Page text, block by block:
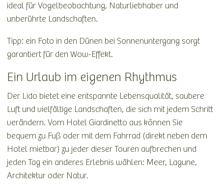
ideal für Vogelbeobachtung, Naturliebhaber und
unberührte Landschaften.
Tipp: ein Foto in den Dünen bei Sonnenuntergang sorgt
garantiert für den Wow-Effekt.
Ein Urlaub im eigenen Rhythmus
Der Lido bietet eine entspannte Lebensqualität, saubere
Luft und vielfältige Landschaften, die sich mit jedem Schritt
verändern. Vom Hotel Giardinetto aus können Sie
bequem zu Fuß oder mit dem Fahrrad (direkt neben dem
Hotel mietbar) zu jeder dieser Touren aufbrechen und
jeden Tag ein anderes Erlebnis wählen: Meer, Lagune,
Architektur oder Natur.